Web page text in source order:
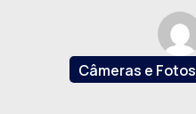
Câmeras e Fotos